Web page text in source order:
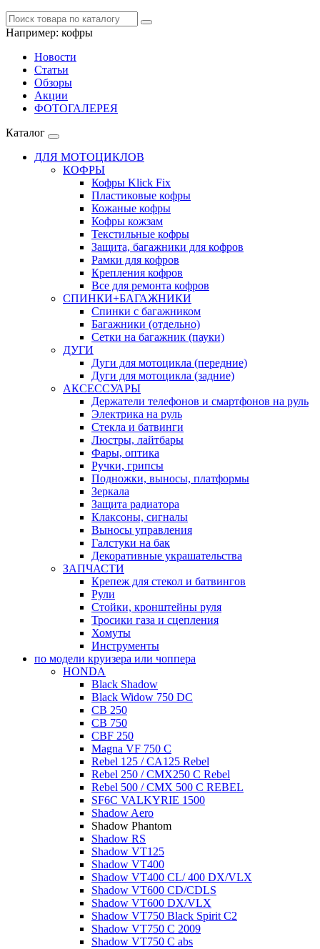
Например: кофры
Новости
Статьи
Обзоры
Акции
ФОТОГАЛЕРЕЯ
Каталог
ДЛЯ МОТОЦИКЛОВ
КОФРЫ
Кофры Klick Fix
Пластиковые кофры
Кожаные кофры
Кофры кожзам
Текстильные кофры
Защита, багажники для кофров
Рамки для кофров
Крепления кофров
Все для ремонта кофров
СПИНКИ+БАГАЖНИКИ
Спинки с багажником
Багажники (отдельно)
Сетки на багажник (пауки)
ДУГИ
Дуги для мотоцикла (передние)
Дуги для мотоцикла (задние)
АКСЕССУАРЫ
Держатели телефонов и смартфонов на руль
Электрика на руль
Стекла и батвинги
Люстры, лайтбары
Фары, оптика
Ручки, грипсы
Подножки, выносы, платформы
Зеркала
Защита радиатора
Клаксоны, сигналы
Выносы управления
Галстуки на бак
Декоративные украшательства
ЗАПЧАСТИ
Крепеж для стекол и батвингов
Рули
Стойки, кронштейны руля
Тросики газа и сцепления
Хомуты
Инструменты
по модели круизера или чоппера
HONDA
Black Shadow
Black Widow 750 DC
CB 250
CB 750
CBF 250
Magna VF 750 C
Rebel 125 / CA125 Rebel
Rebel 250 / CMX250 C Rebel
Rebel 500 / CMX 500 C REBEL
SF6C VALKYRIE 1500
Shadow Aero
Shadow Phantom
Shadow RS
Shadow VT125
Shadow VT400
Shadow VT400 CL/ 400 DX/VLX
Shadow VT600 CD/CDLS
Shadow VT600 DX/VLX
Shadow VT750 Black Spirit C2
Shadow VT750 C 2009
Shadow VT750 C abs